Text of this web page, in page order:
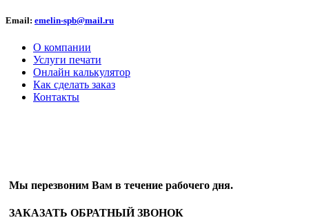
Email: emelin-spb@mail.ru
О компании
Услуги печати
Онлайн калькулятор
Как сделать заказ
Контакты
Мы перезвоним Вам в течение рабочего дня.
ЗАКАЗАТЬ ОБРАТНЫЙ ЗВОНОК